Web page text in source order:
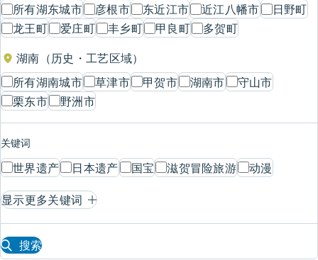
所有湖东城市
彦根市 东近江市 近江八幡市
日野町
龙王町
爱庄町 丰乡町 甲良町
多贺町
湖南（历史・工艺区域）
所有湖南城市
草津市 甲贺市 湖南市
守山市
栗东市
野洲市
关键词
世界遗产 日本遗产 国宝 滋贺冒险旅游
动漫
显示更多关键词
搜索